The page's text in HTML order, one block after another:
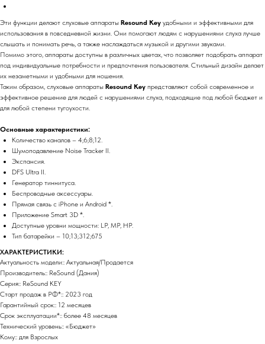
Эти функции делают слуховые аппараты Resound Key удобными и эффективными для
использования в повседневной жизни. Они помогают людям с нарушениями слуха лучше
слышать и понимать речь, а также наслаждаться музыкой и другими звуками.
Помимо этого, аппараты доступны в различных цветах, что позволяет подобрать аппарат
под индивидуальные потребности и предпочтения пользователя. Стильный дизайн делает
их незаметными и удобными для ношения.
Таким образом, слуховые аппараты Resound Key представляют собой современное и
эффективное решение для людей с нарушениями слуха, подходящие под любой бюджет и
для любой степени тугоухости.
Основные характеристики:
Количество каналов – 4;6;8;12.
Шумоподавление Noise Tracker II.
Экспансия.
DFS Ultra II.
Генератор тиннитуса.
Беспроводные аксессуары.
Прямая связь с iPhone и Android *.
Приложение Smart 3D *.
Доступные уровни мощности: LP, MP, HP.
Тип батарейки – 10;13;312;675
ХАРАКТЕРИСТИКИ:
Актуальность модели:: Актуальная/Продается
Производитель:: ReSound (Дания)
Серия:: ReSound KEY
Старт продаж в РФ*:: 2023 год
Гарантийный срок:: 12 месяцев
Срок эксплуатации*:: более 48 месяцев
Технический уровень:: «Бюджет»
Кому:: для Взрослых